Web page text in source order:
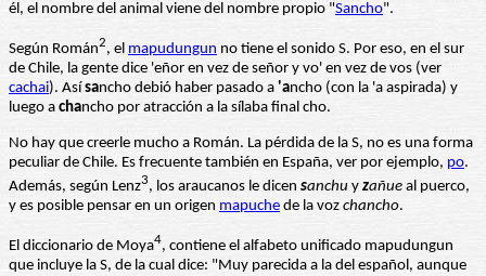
él, el nombre del animal viene del nombre propio "Sancho".
Según Román2, el mapudungun no tiene el sonido S. Por eso, en el sur
de Chile, la gente dice 'eñor en vez de señor y vo' en vez de vos (ver
cachai). Así sancho debió haber pasado a 'ancho (con la 'a aspirada) y
luego a chancho por atracción a la sílaba final cho.
No hay que creerle mucho a Román. La pérdida de la S, no es una forma
peculiar de Chile. Es frecuente también en España, ver por ejemplo, po.
Además, según Lenz3, los araucanos le dicen sanchu y zañue al puerco,
y es posible pensar en un origen mapuche de la voz chancho.
El diccionario de Moya4, contiene el alfabeto unificado mapudungun
que incluye la S, de la cual dice: "Muy parecida a la del español, aunque